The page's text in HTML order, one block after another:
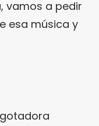
vamos a pedir
esa música y